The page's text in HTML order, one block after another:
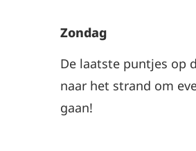
Zondag
De laatste puntjes op
naar het strand om
gaan!